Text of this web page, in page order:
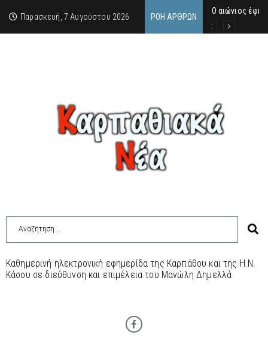
Παρασκευή, 7 Αυγούστου 2026 ΡΟΉ ΆΡΘΡΩΝ
Ο αιώνιος
Δικαστική
Άμεση
Καθημερινή ηλεκτρονική εφημερίδα της Καρπάθου και της Η.Ν.
Κάσου σε διεύθυνση και επιμέλεια του Μανώλη Δημελλά